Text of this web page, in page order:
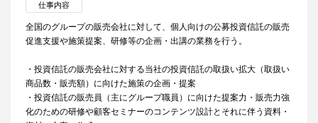
仕事内容
全国のグループの販売会社に対して、個人向けの公募投資信託の販売
促進支援や施策提案、研修等の企画・出講の業務を行う。
・投資信託の販売会社に対する当社の投資信託の取扱い拡大（取扱い
商品数・販売額）に向けた施策の企画・提案
・投資信託の販売員（主にグループ職員）に向けた提案力・販売力強
化のための研修や顧客セミナーのコンテンツ設計とそれに伴う資料・